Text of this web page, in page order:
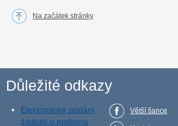
Na začátek stránky
Důležité odkazy
Elektronické podání
žádosti o podporu
Větší šance